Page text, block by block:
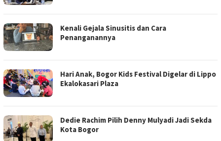
Kenali Gejala Sinusitis dan Cara
Penanganannya
Hari Anak, Bogor Kids Festival Digelar di Lippo
Ekalokasari Plaza
Dedie Rachim Pilih Denny Mulyadi Jadi Sekda
Kota Bogor